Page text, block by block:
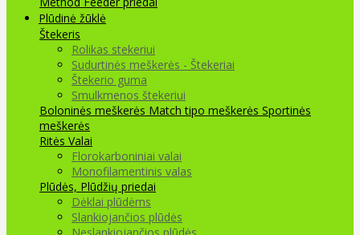
Plūdinė žūklė
Štekeris
Rolikas stekeriui
Sudurtinės meškerės - Štekeriai
Štekerio guma
Smulkmenos štekeriui
Boloninės meškerės Match tipo meškerės Sportinės
meškerės
Ritės Valai
Florokarboniniai valai
Monofilamentinis valas
Plūdės, Plūdžių priedai
Dėklai plūdėms
Slankiojančios plūdės
Neslankiojančios plūdės